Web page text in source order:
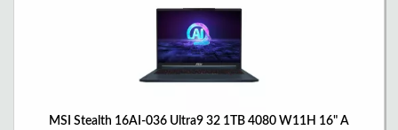
MSI Stealth 16AI-036 Ultra9 32 1TB 4080 W11H 16" A